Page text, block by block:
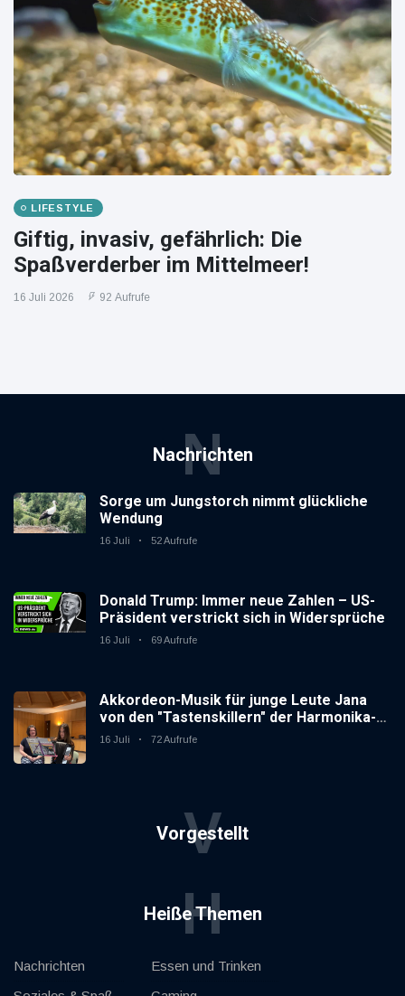
LIFESTYLE
Giftig, invasiv, gefährlich: Die
Spaßverderber im Mittelmeer!
16 Juli 2026 92 Aufrufe
Nachrichten
N
Sorge um Jungstorch nimmt glückliche
Wendung
16 Juli 52 Aufrufe
Donald Trump: Immer neue Zahlen – US-
Präsident verstrickt sich in Widersprüche
16 Juli 69 Aufrufe
Akkordeon-Musik für junge Leute Jana
von den "Tastenskillern" der Harmonika-
Vereinigung Gaggenau zeigt, wie "jung"
16 Juli 72 Aufrufe
Vorgestellt
V
Heiße Themen
H
Nachrichten
Essen und Trinken